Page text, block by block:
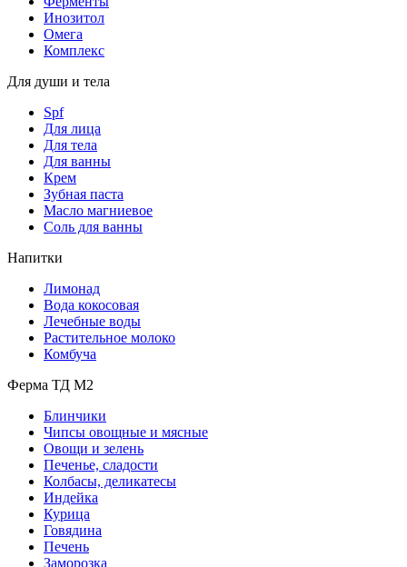
Инозитол
Омега
Комплекс
Для души и тела
Spf
Для лица
Для тела
Для ванны
Крем
Зубная паста
Масло магниевое
Соль для ванны
Напитки
Лимонад
Вода кокосовая
Лечебные воды
Растительное молоко
Комбуча
Ферма ТД М2
Блинчики
Чипсы овощные и мясные
Овощи и зелень
Печенье, сладости
Колбасы, деликатесы
Индейка
Курица
Говядина
Печень
Заморозка